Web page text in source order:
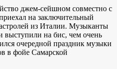
джем-сейшном совместно с
на заключительный
из Италии. Музыканты
выступили на бис, чем очень
очередной праздник музыки
в фойе Самарской